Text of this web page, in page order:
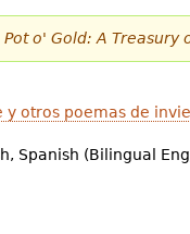
Pot o' Gold: A Treasury
y otros poemas de
Spanish (Bilingual